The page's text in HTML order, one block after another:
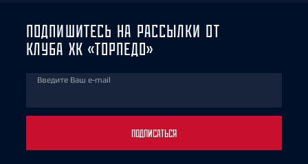
ПОДПИШИТЕСЬ НА РАССЫЛКИ ОТ
КЛУБА ХК «ТОРПЕДО»
Введите Ваш e-mail
ПОДПИСАТЬСЯ